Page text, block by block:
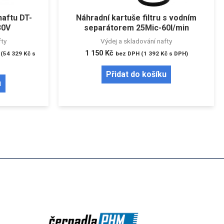
DT-
(54 329 Kč s
Náhradní kartuše filtru s vodním
separátorem 25Mic-60l/min
Výdej a skladování nafty
1 150 Kč bez DPH (1 392 Kčs DPH)
Přidat do košíku